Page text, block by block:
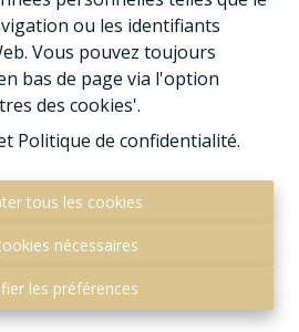
ou les identifiants
Vous pouvez toujours
bas de page via l'option
des cookies'.
Politique de confidentialité.
tous les cookies
nécessaires
les préférences